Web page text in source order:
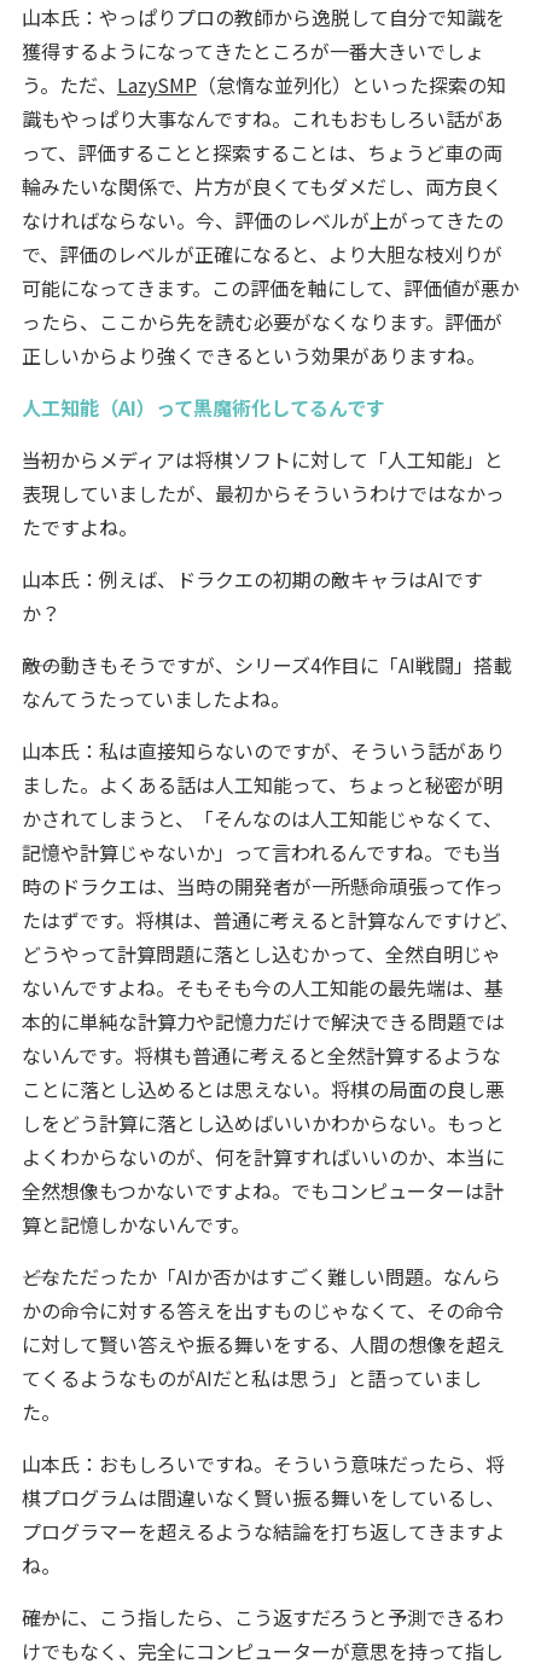
山本氏：やっぱりプロの教師から逸脱して自分で知識を
獲得するようになってきたところが一番大きいでしょ
う。ただ、 LazySMP （怠惰な並列化）といった探索の知
識もやっぱり大事なんですね。これもおもしろい話があ
って、評価することと探索することは、ちょうど車の両
輪みたいな関係で、片方が良くてもダメだし、両方良く
なければならない。今、評価のレベルが上がってきたの
で、評価のレベルが正確になると、より大胆な枝刈りが
可能になってきます。この評価を軸にして、評価値が悪か
ったら、ここから先を読む必要がなくなります。評価が
正しいからより強くできるという効果がありますね。
人工知能（AI）って黒魔術化してるんです
――当初からメディアは将棋ソフトに対して「人工知能」と
表現していましたが、最初からそういうわけではなかっ
たですよね。
山本氏：例えば、ドラクエの初期の敵キャラはAIです
か？
――敵の動きもそうですが、シリーズ4作目に「AI戦闘」搭載
なんてうたっていましたよね。
山本氏：私は直接知らないのですが、そういう話があり
ました。よくある話は人工知能って、ちょっと秘密が明
かされてしまうと、「そんなのは人工知能じゃなくて、
記憶や計算じゃないか」って言われるんですね。でも当
時のドラクエは、当時の開発者が一所懸命頑張って作っ
たはずです。将棋は、普通に考えると計算なんですけど、
どうやって計算問題に落とし込むかって、全然自明じゃ
ないんですよね。そもそも今の人工知能の最先端は、基
本的に単純な計算力や記憶力だけで解決できる問題では
ないんです。将棋も普通に考えると全然計算するような
ことに落とし込めるとは思えない。将棋の局面の良し悪
しをどう計算に落とし込めばいいかわからない。もっと
よくわからないのが、何を計算すればいいのか、本当に
全然想像もつかないですよね。でもコンピューターは計
算と記憶しかないんです。
――どなただったか「AIか否かはすごく難しい問題。なんら
かの命令に対する答えを出すものじゃなくて、その命令
に対して賢い答えや振る舞いをする、人間の想像を超え
てくるようなものがAIだと私は思う」と語っていまし
た。
山本氏：おもしろいですね。そういう意味だったら、将
棋プログラムは間違いなく賢い振る舞いをしているし、
プログラマーを超えるような結論を打ち返してきますよ
ね。
――確かに、こう指したら、こう返すだろうと予測できるわ
けでもなく、完全にコンピューターが意思を持って指し